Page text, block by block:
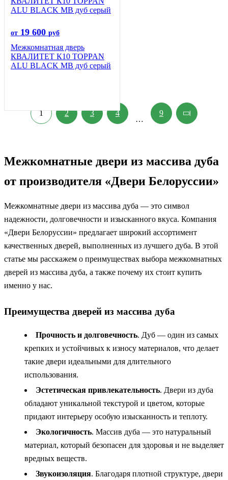
от 19 600 руб
Межкомнатная дверь
КВАЛИТЕТ К10 TOPPAN
ALU BLACK MB дуб серый
1 2 3 4
…
9
Межкомнатные двери из массива дуба
от производителя «Двери Белоруссии»
Межкомнатные двери из массива дуба — это символ
надежности, долговечности и изысканного вкуса. Компания
«Двери Белоруссии» предлагает широкий ассортимент
качественных дверей, выполненных из лучшего дуба. В этой
статье мы расскажем о преимуществах выбора межкомнатных
дверей из массива дуба, а также почему их стоит купить
именно у нас.
Преимущества дверей из массива дуба
Прочность и долговечность. Дуб — один из самых
крепких и устойчивых к износу материалов, что делает
такие двери идеальными для длительного
использования.
Эстетическая привлекательность. Двери из дуба
обладают уникальной текстурой и цветом, которые
придают интерьеру особую изысканность и теплоту.
Экологичность. Массив дуба — это натуральный
материал, который безопасен для здоровья и не выделяет
вредных веществ.
Звукоизоляция. Благодаря плотной структуре, двери